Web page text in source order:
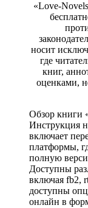
«Love-
носит
где
книг,
оценками,
Обзор книги
Инструкция
включает
платформы,
полную
Доступны
включая fb2,
доступны
онлайн в